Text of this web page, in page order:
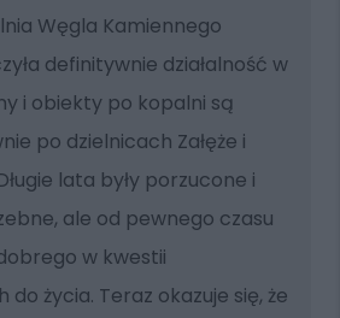
Węgla Kamiennego
definitywnie działalność w
i obiekty po kopalni są
po dzielnicach Załęże i
lata były porzucone i
ale od pewnego czasu
w kwestii
życia. Teraz okazuje się, że